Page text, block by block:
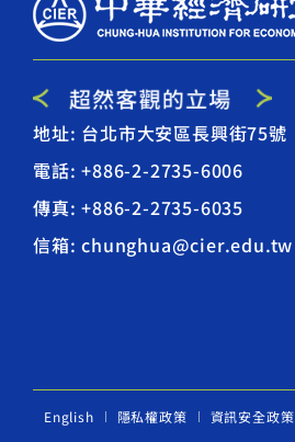
地址: 台北市大安區長興街75號
電話: +886-2-2735-6006
傳真: +886-2-2735-6035
信箱: chunghua@cier.edu.tw
English 隱私權政策 資訊安全政策